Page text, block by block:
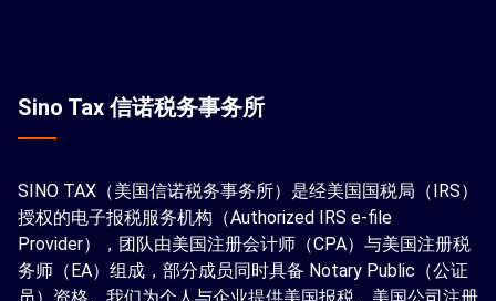
Sino Tax 信诺税务事务所
SINO TAX（美国信诺税务事务所）是经美国国税局（IRS）
授权的电子报税服务机构（Authorized IRS e-file
Provider），团队由美国注册会计师（CPA）与美国注册税
务师（EA）组成，部分成员同时具备 Notary Public（公证